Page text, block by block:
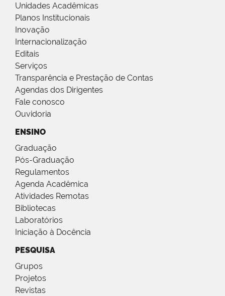
Unidades Acadêmicas
Planos Institucionais
Inovação
Internacionalização
Editais
Serviços
Transparência e Prestação de Contas
Agendas dos Dirigentes
Fale conosco
Ouvidoria
ENSINO
Graduação
Pós-Graduação
Regulamentos
Agenda Acadêmica
Atividades Remotas
Bibliotecas
Laboratórios
Iniciação à Docência
PESQUISA
Grupos
Projetos
Revistas